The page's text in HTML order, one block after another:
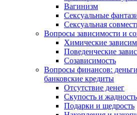
Вагинизм
Сексуальные
Сексуальная
Вопросы зависимости и
Химические
Поведенческие
Созависимость
Вопросы финансов:
банковские кредиты
Отсутствие денег
Скупость и жадность
Подарки и щедрость